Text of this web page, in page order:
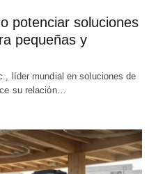
potenciar soluciones
pequeñas y
líder mundial en soluciones de
su relación…